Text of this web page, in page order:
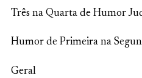
Três na Quarta de Humor
Humor de Primeira na
Geral